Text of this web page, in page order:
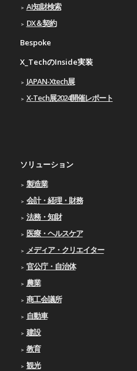
AI知財検索
DX＆契約
Bespoke
X_TechのInside実装
JAPAN-Xtech展
X-Tech展2024開催レポート
ソリューション
製造業
会計・経理・財務
法務・知財
医療・ヘルスケア
メディア・クリエイター
官公庁・自治体
農業
商工会議所
自動車
建設
教育
観光